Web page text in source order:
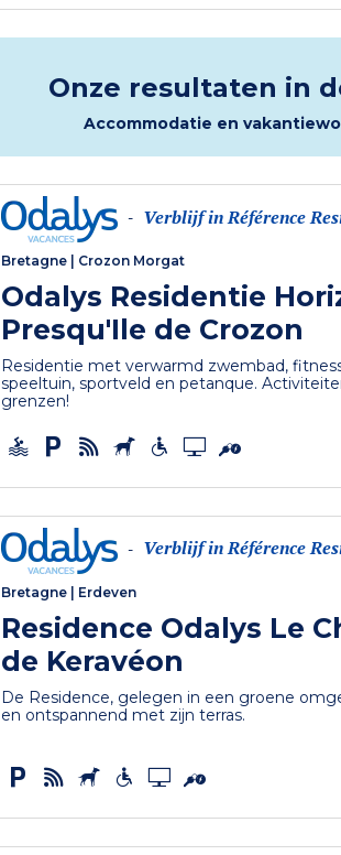
Onze resultaten in
Accommodatie en
- Verblijf in Référence
Bretagne Crozon Morgat
Odalys Residentie
Presqu'Ile de Crozon
Residentie met verwarmd zwembad,
speeltuin, sportveld en petanque.
grenzen!
- Verblijf in Référence
Bretagne Erdeven
Residence Odalys Le
de Keravéon
De Residence, gelegen in een groene
en ontspannend met zijn terras.